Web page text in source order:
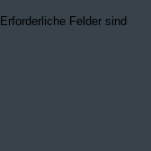
Erforderliche Felder sind